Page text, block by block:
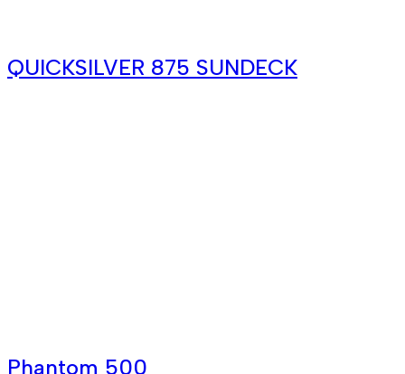
QUICKSILVER 875 SUNDECK
Phantom 500